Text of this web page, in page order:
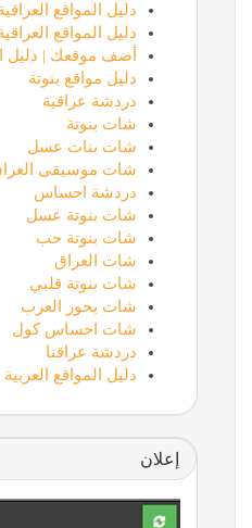
دليل المواقع
دليل المواقع
أضف موقعك | دليل
دليل مواقع بنوتة
دردشة عراقية
شات بنوتة
شات بنات عسل
شات موسيقى
دردشة احساس
شات بنوتة عسل
شات بنوتة حب
شات العراق
شات بنوتة قلبي
شات بحور العرب
شات احساس كول
دردشة عراقنا
دليل المواقع العربية
إعلان